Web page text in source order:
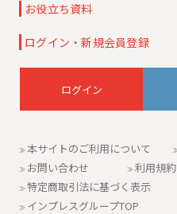
お役立ち資料
ログイン・新規会員登録
本サイトのご利用について
お問い合わせ
利用規約
特定商取引法に基づく表示
インプレスグループTOP